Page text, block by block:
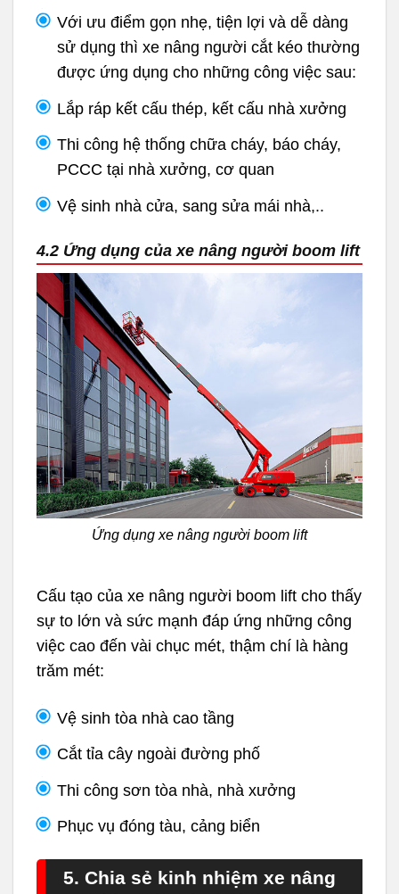
Với ưu điểm gọn nhẹ, tiện lợi và dễ dàng
sử dụng thì xe nâng người cắt kéo thường
được ứng dụng cho những công việc sau:
Lắp ráp kết cấu thép, kết cấu nhà xưởng
Thi công hệ thống chữa cháy, báo cháy,
PCCC tại nhà xưởng, cơ quan
Vệ sinh nhà cửa, sang sửa mái nhà,..
4.2 Ứng dụng của xe nâng người boom lift
Ứng dụng xe nâng người boom lift
Cấu tạo của xe nâng người boom lift cho thấy
sự to lớn và sức mạnh đáp ứng những công
việc cao đến vài chục mét, thậm chí là hàng
trăm mét:
Vệ sinh tòa nhà cao tầng
Cắt tỉa cây ngoài đường phố
Thi công sơn tòa nhà, nhà xưởng
Phục vụ đóng tàu, cảng biển
5. Chia sẻ kinh nhiệm xe nâng